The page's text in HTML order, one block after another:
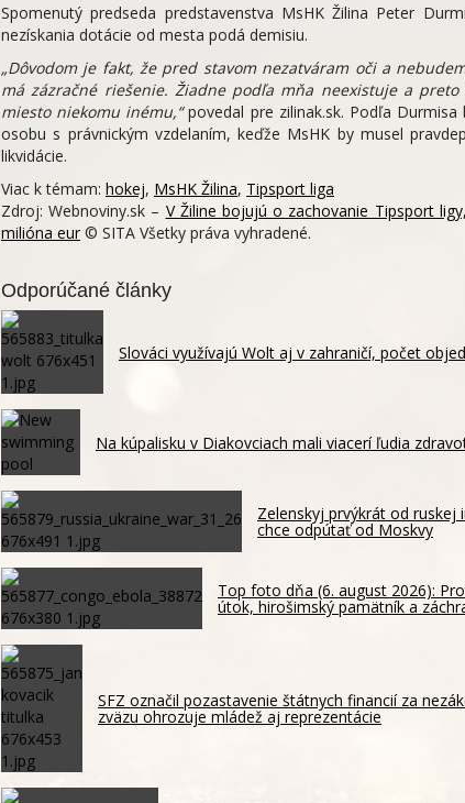
Spomenutý predseda predstavenstva MsHK Žilina Peter
nezískania dotácie od mesta podá demisiu.
„Dôvodom je fakt, že pred stavom nezatváram oči a
má zázračné riešenie. Žiadne podľa mňa neexistuje a
miesto niekomu inému,“povedal pre zilinak.sk. Podľa
osobu s právnickým vzdelaním, keďže MsHK by musel
likvidácie.
Viac k témam: hokej, MsHK Žilina, Tipsport liga
Zdroj: Webnoviny.sk – V Žiline bojujú o zachovanie Tipsport
milióna eur © SITA Všetky práva vyhradené.
Odporúčané články
Slováci využívajú Wolt aj v zahraničí, počet
Na kúpalisku v Diakovciach mali viacerí ľudia
Zelenskyj prvýkrát od ruskej
chce odpútať od Moskvy
Top foto dňa (6. august 2026):
útok, hirošimský pamätník a
SFZ označil pozastavenie štátnych financií za
zväzu ohrozuje mládež aj reprezentácie